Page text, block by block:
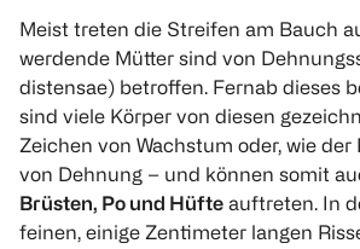
Meist treten die Streifen am Bauch
werdende Mütter sind von
distensae) betroffen. Fernab dieses
sind viele Körper von diesen
Zeichen von Wachstum oder, wie der
von Dehnung – und können somit
Brüsten, Po und Hüfte auftreten. In
feinen, einige Zentimeter langen